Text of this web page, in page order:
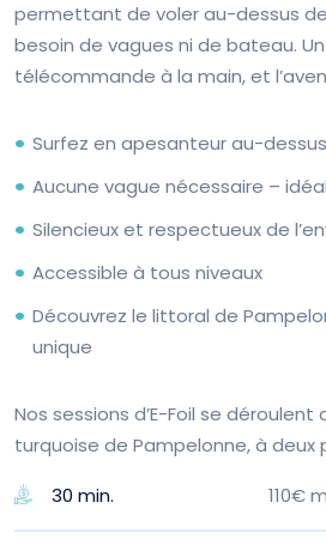
permettant de voler au-dessus de
besoin de vagues ni de bateau.
télécommande à la main, et
Surfez en apesanteur au-dessus
Aucune vague nécessaire –
Silencieux et respectueux de
Accessible à tous niveaux
Découvrez le littoral de
unique
Nos sessions d’E-Foil se déroulent
turquoise de Pampelonne, à deux
30 min.
110€